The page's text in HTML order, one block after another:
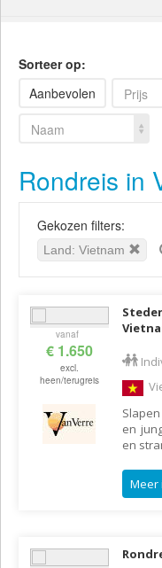
Sorteer op:
Aanbevolen
Prijs
Naam
Rondreis in
Gekozen filters:
Land: Vietnam
vanaf
€ 1.650
excl.
heen/terugreis
en
en
Meer